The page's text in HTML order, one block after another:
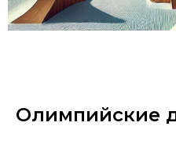
Олимпийские